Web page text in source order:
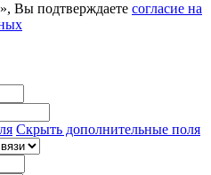
Вы подтверждаете согласие на
Скрыть дополнительные поля